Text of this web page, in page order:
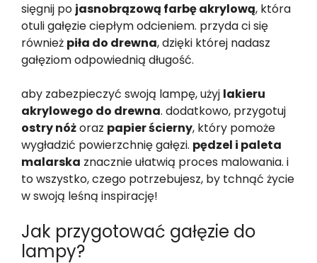
sięgnij po jasnobrązową farbę akrylową, która
otuli gałęzie ciepłym odcieniem. przyda ci się
również piła do drewna, dzięki której nadasz
gałęziom odpowiednią długość.
aby zabezpieczyć swoją lampę, użyj lakieru
akrylowego do drewna. dodatkowo, przygotuj
ostry nóżoraz papier ścierny, który pomoże
wygładzić powierzchnię gałęzi. pędzel i paleta
malarska znacznie ułatwią proces malowania. i
to wszystko, czego potrzebujesz, by tchnąć życie
w swoją leśną inspirację!
Jak przygotować gałęzie do
lampy?